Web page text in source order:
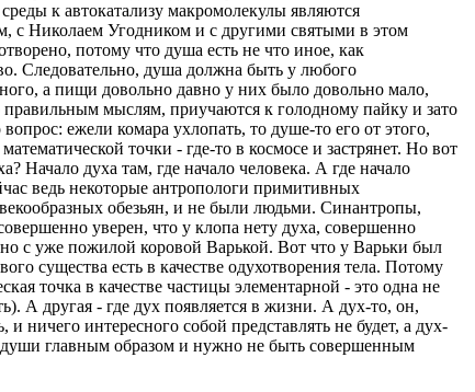
к автокатализу макромолекулы являются
с Николаем Угодником и с другими святыми в этом
потому что душа есть не что иное, как
Следовательно, душа должна быть у любого
а пищи довольно давно у них было довольно мало,
мыслям, приучаются к голодному пайку и зато
ежели комара ухлопать, то душе-то его от этого,
точки - где-то в космосе и застрянет. Но вот
Начало духа там, где начало человека. А где начало
ведь некоторые антропологи примитивных
обезьян, и не были людьми. Синантропы,
уверен, что у клопа нету духа, совершенно
с уже пожилой коровой Варькой. Вот что у Варьки был
существа есть в качестве одухотворения тела. Потому
точка в качестве частицы элементарной - это одна не
А другая - где дух появляется в жизни. А дух-то, он,
интересного собой представлять не будет, а дух-
души главным образом и нужно не быть совершенным